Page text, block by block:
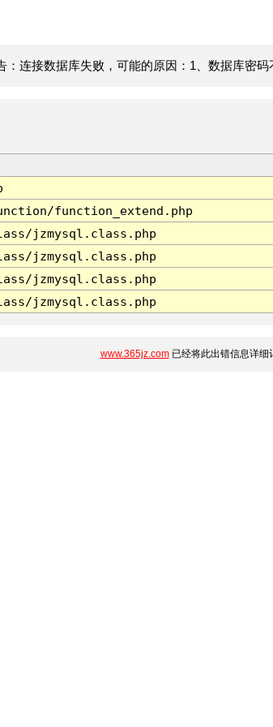
：连接数据库失败，可能的原因：1、数据库密码
function_extend.php
jzmysql.class.php
jzmysql.class.php
jzmysql.class.php
jzmysql.class.php
www.365jz.com已经将此出错信息详细